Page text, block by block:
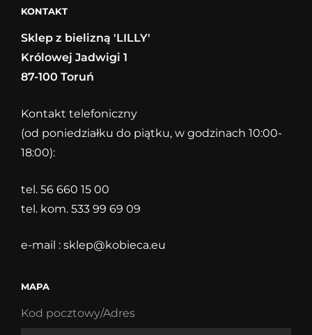
KONTAKT
Sklep z bielizną 'LILLY'
Królowej Jadwigi 1
87-100 Toruń
Kontakt telefoniczny
(od poniedziałku do piątku, w godzinach 10:00-
18:00):
tel. 56 660 15 00
tel. kom. 533 99 69 09
e-mail : sklep@kobieca.eu
MAPA
Kod pocztowy/Adres